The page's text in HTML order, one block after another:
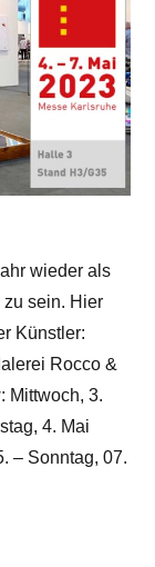
wieder als
zu sein. Hier
Künstler:
Rocco &
Mittwoch, 3.
4. Mai
– Sonntag, 07.